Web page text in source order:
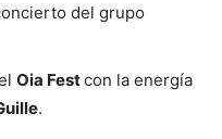
del grupo
Oia Festcon la energía
.